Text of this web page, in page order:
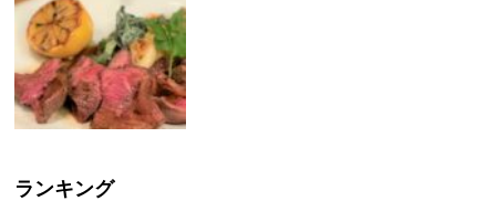
ランキング